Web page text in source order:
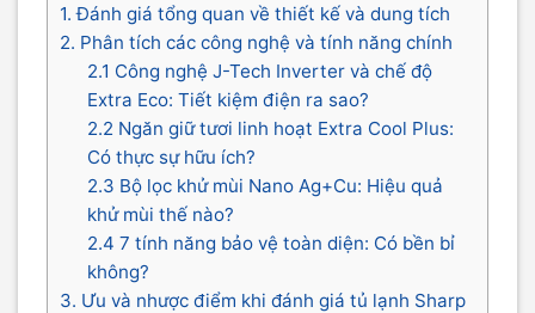
1. Đánh giá tổng quan về thiết kế và dung tích
2. Phân tích các công nghệ và tính năng chính
2.1 Công nghệ J-Tech Inverter và chế độ
Extra Eco: Tiết kiệm điện ra sao?
2.2 Ngăn giữ tươi linh hoạt Extra Cool Plus:
Có thực sự hữu ích?
2.3 Bộ lọc khử mùi Nano Ag+Cu: Hiệu quả
khử mùi thế nào?
2.4 7 tính năng bảo vệ toàn diện: Có bền bỉ
không?
3. Ưu và nhược điểm khi đánh giá tủ lạnh Sharp